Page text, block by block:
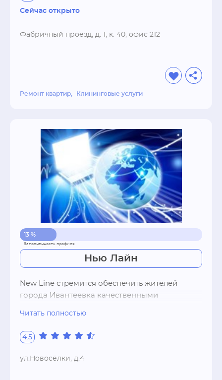
специальностей, способные выполнять все
сантехнических), которые могут
Сейчас открыто
Фабричный проезд, д. 1, к. 40, офис 212
Ремонт квартир Клининговые услуги
13 %
Нью Лайн
New Line стремится обеспечить жителей
города Ивантеевка качественными
предоставляя возможность использовать
новые технологии для развития, отдыха,
развлечения и общения. Становясь
Читать полностью
4.5
ул.Новосёлки, д.4